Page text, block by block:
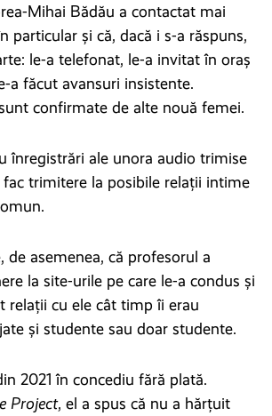
Mihai Bădău a contactat mai
particular și că, dacă i s-a răspuns,
le-a telefonat, le-a invitat în oraș
a făcut avansuri insistente.
confirmate de alte nouă femei.
înregistrări ale unora audio trimise
trimitere la posibile relații intime
de asemenea, că profesorul a
la site-urile pe care le-a condus și
relații cu ele cât timp îi erau
și studente sau doar studente.
2021 în concediu fără plată.
Project, el a spus că nu a hărțuit